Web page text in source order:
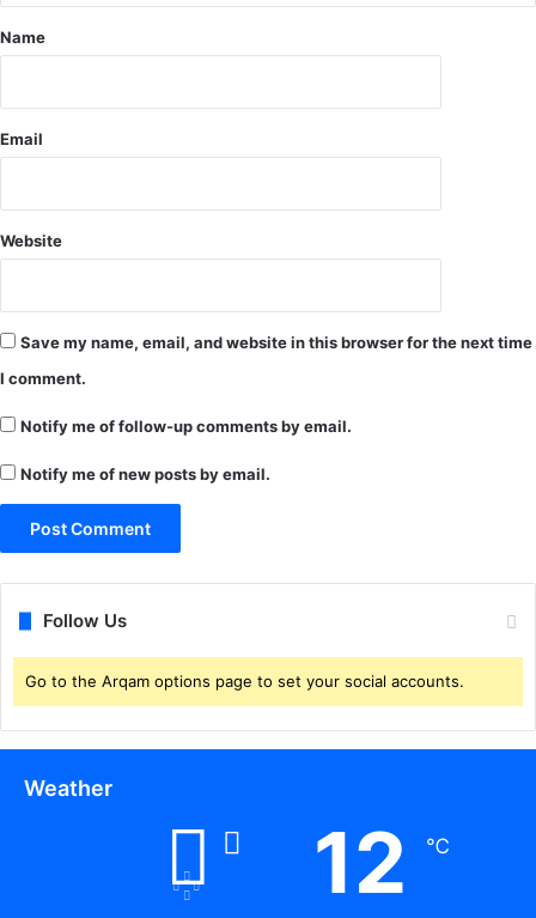
.
म
के
वि
ड
1
की
पु
ष्टि
के
मो
बा
इ
ल
न
म्ब
र
Name
Email
Website
Save my name, email, and website in this browser for the next time
I comment.
Notify me of follow-up comments by email.
Notify me of new posts by email.
Follow Us
Go to the Arqam options page to set your social accounts.
Weather
12 ℃